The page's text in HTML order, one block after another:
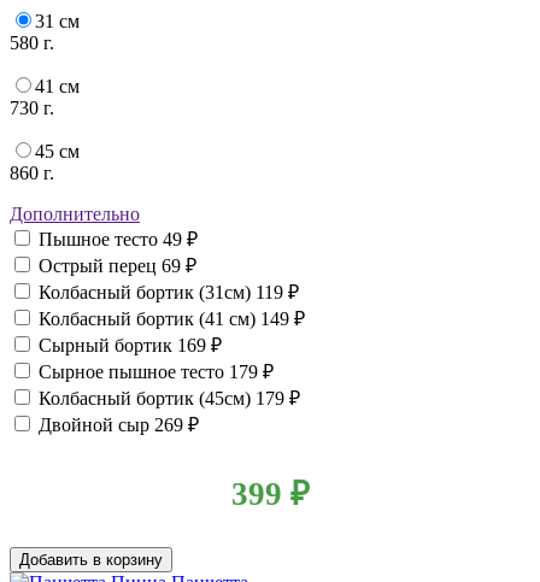
31 см
580 г.
41 см
730 г.
45 см
860 г.
Дополнительно
Пышное тесто 49 ₽
Острый перец 69 ₽
Колбасный бортик (31см) 119 ₽
Колбасный бортик (41 см) 149 ₽
Сырный бортик 169 ₽
Сырное пышное тесто 179 ₽
Колбасный бортик (45см) 179 ₽
Двойной сыр 269 ₽
399 ₽
Добавить в корзину